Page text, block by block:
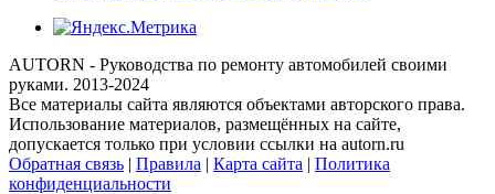
AUTORN - Руководства по ремонту автомобилей своими
руками. 2013-2024
Все материалы сайта являются объектами авторского права.
Использование материалов, размещённых на сайте,
допускается только при условии ссылки на autorn.ru
Обратная связь | Правила | Карта сайта | Политика
конфиденциальности